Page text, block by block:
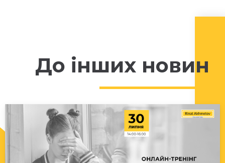
До інших новин